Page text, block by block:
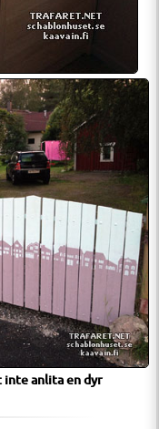
inte anlita en dyr